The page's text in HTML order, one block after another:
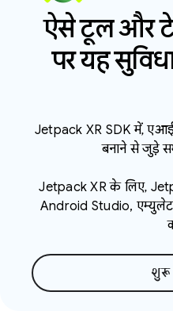
ऐसे टूल और
पर यह
Jetpack XR SDK में,
बनाने से जुड़े
Jetpack XR के लिए,
Android Studio,
शुरू